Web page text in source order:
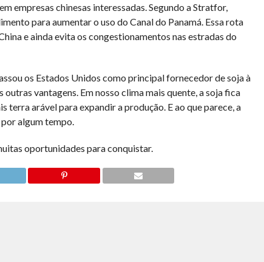
empresas chinesas interessadas. Segundo a Stratfor,
para aumentar o uso do Canal do Panamá. Essa rota
e ainda evita os congestionamentos nas estradas do
os Estados Unidos como principal fornecedor de soja à
vantagens. Em nosso clima mais quente, a soja fica
terra arável para expandir a produção. E ao que parece, a
algum tempo.
oportunidades para conquistar.